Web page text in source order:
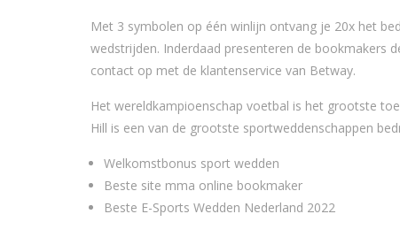
Met 3 symbolen op één winlijn ontvang je 20x het
wedstrijden. Inderdaad presenteren de bookmakers
contact op met de klantenservice van Betway.
Het wereldkampioenschap voetbal is het grootste
Hill is een van de grootste sportweddenschappen
Welkomstbonus sport wedden
Beste site mma online bookmaker
Beste E-Sports Wedden Nederland 2022